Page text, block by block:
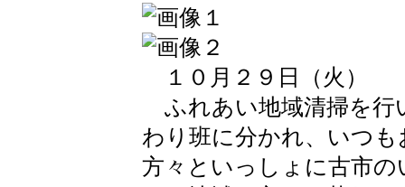
１０月２９日（火）
ふれあい地域清掃を行
わり班に分かれ、いつ
方々といっしょに古市